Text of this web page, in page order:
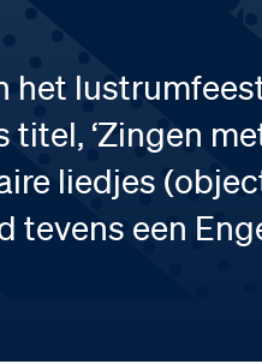
het
‘Zingen
liedjes
tevens een